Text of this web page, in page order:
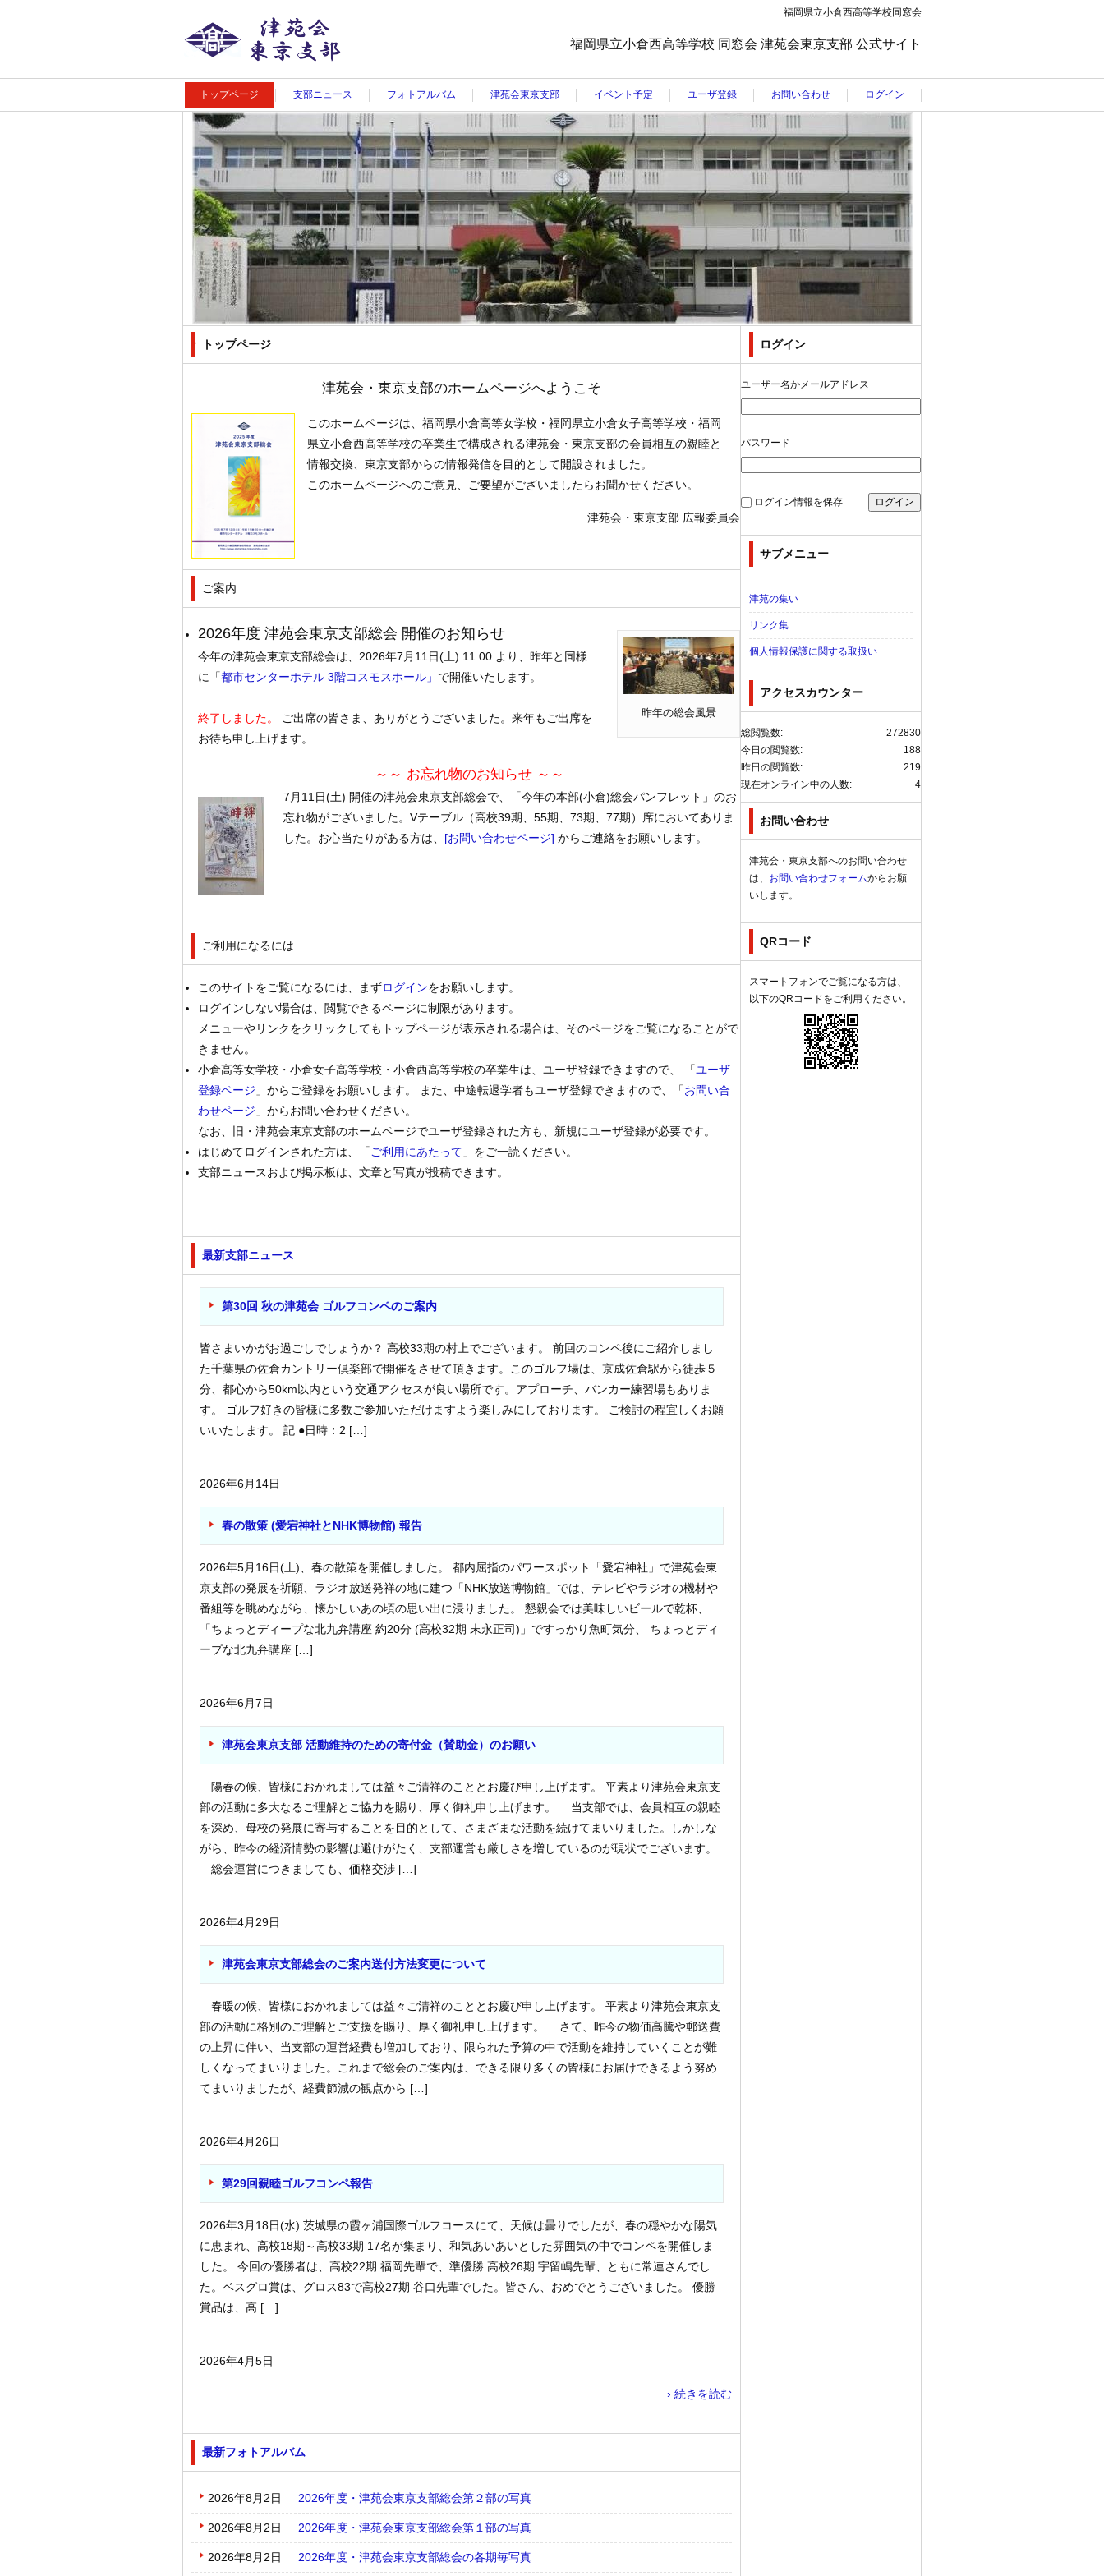
津苑会東京支部
福岡県立小倉西高等学校同窓会
福岡県立小倉西高等学校 同窓会 津苑会東京支部 公式サイト
トップページ 支部ニュース フォトアルバム 津苑会東京支部 イベント予定 ユーザ登録 お問い合わせ ログイン
トップページ
津苑会・東京支部のホームページへようこそ
このホームページは、福岡県小倉高等女学校・福岡県立小倉女子高等学校・福岡
県立小倉西高等学校の卒業生で構成される津苑会・東京支部の会員相互の親睦と
情報交換、東京支部からの情報発信を目的として開設されました。
このホームページへのご意見、ご要望がございましたらお聞かせください。
津苑会・東京支部 広報委員会
ご案内
昨年の総会風景
2026年度 津苑会東京支部総会 開催のお知らせ
今年の津苑会東京支部総会は、2026年7月11日(土) 11:00 より、昨年と同様
に「都市センターホテル 3階コスモスホール」 で開催いたします。
終了しました。
ご出席の皆さま、ありがとうございました。来年もご出席を
お待ち申し上げます。
～～ お忘れ物のお知らせ ～～
7月11日(土) 開催の津苑会東京支部総会で、「今年の本部(小倉)総会パンフレット」のお
忘れ物がございました。Vテーブル（高校39期、55期、73期、77期）席においてありま
した。お心当たりがある方は、 [お問い合わせページ] からご連絡をお願いします。
ご利用になるには
このサイトをご覧になるには、まずログインをお願いします。
ログインしない場合は、閲覧できるページに制限があります。
メニューやリンクをクリックしてもトップページが表示される場合は、そのページをご覧になることがで
きません。
小倉高等女学校・小倉女子高等学校・小倉西高等学校の卒業生は、ユーザ登録できますので、 「ユーザ
登録ページ 」からご登録をお願いします。 また、中途転退学者もユーザ登録できますので、「お問い合
わせページ 」からお問い合わせください。
なお、旧・津苑会東京支部のホームページでユーザ登録された方も、新規にユーザ登録が必要です。
はじめてログインされた方は、「 ご利用にあたって 」をご一読ください。
支部ニュースおよび掲示板は、文章と写真が投稿できます。
最新支部ニュース
第30回 秋の津苑会 ゴルフコンペのご案内
皆さまいかがお過ごしでしょうか？ 高校33期の村上でございます。 前回のコンペ後にご紹介しまし
た千葉県の佐倉カントリー倶楽部で開催をさせて頂きます。このゴルフ場は、京成佐倉駅から徒歩５
分、都心から50km以内という交通アクセスが良い場所です。アプローチ、バンカー練習場もありま
す。 ゴルフ好きの皆様に多数ご参加いただけますよう楽しみにしております。 ご検討の程宜しくお願
いいたします。 記 ●日時：2 […]
2026年6月14日
春の散策 (愛宕神社とNHK博物館) 報告
2026年5月16日(土)、春の散策を開催しました。 都内屈指のパワースポット「愛宕神社」で津苑会東
京支部の発展を祈願、ラジオ放送発祥の地に建つ「NHK放送博物館」では、テレビやラジオの機材や
番組等を眺めながら、懐かしいあの頃の思い出に浸りました。 懇親会では美味しいビールで乾杯、
「ちょっとディープな北九弁講座 約20分 (高校32期 末永正司)」ですっかり魚町気分、 ちょっとディ
ープな北九弁講座 […]
2026年6月7日
津苑会東京支部 活動維持のための寄付金（賛助金）のお願い
陽春の候、皆様におかれましては益々ご清祥のこととお慶び申し上げます。 平素より津苑会東京支
部の活動に多大なるご理解とご協力を賜り、厚く御礼申し上げます。 当支部では、会員相互の親睦
を深め、母校の発展に寄与することを目的として、さまざまな活動を続けてまいりました。しかしな
がら、昨今の経済情勢の影響は避けがたく、支部運営も厳しさを増しているのが現状でございます。
総会運営につきましても、価格交渉 […]
2026年4月29日
津苑会東京支部総会のご案内送付方法変更について
春暖の候、皆様におかれましては益々ご清祥のこととお慶び申し上げます。 平素より津苑会東京支
部の活動に格別のご理解とご支援を賜り、厚く御礼申し上げます。 さて、昨今の物価高騰や郵送費
の上昇に伴い、当支部の運営経費も増加しており、限られた予算の中で活動を維持していくことが難
しくなってまいりました。これまで総会のご案内は、できる限り多くの皆様にお届けできるよう努め
てまいりましたが、経費節減の観点から […]
2026年4月26日
第29回親睦ゴルフコンペ報告
2026年3月18日(水) 茨城県の霞ヶ浦国際ゴルフコースにて、天候は曇りでしたが、春の穏やかな陽気
に恵まれ、高校18期～高校33期 17名が集まり、和気あいあいとした雰囲気の中でコンペを開催しま
した。 今回の優勝者は、高校22期 福岡先輩で、準優勝 高校26期 宇留嶋先輩、ともに常連さんでし
た。ベスグロ賞は、グロス83で高校27期 谷口先輩でした。皆さん、おめでとうございました。 優勝
賞品は、高 […]
2026年4月5日
› 続きを読む
最新フォトアルバム
2026年8月2日 2026年度・津苑会東京支部総会第２部の写真
2026年8月2日 2026年度・津苑会東京支部総会第１部の写真
2026年8月2日 2026年度・津苑会東京支部総会の各期毎写真
ログイン
ユーザー名かメールアドレス
パスワード
ログイン情報を保存
サブメニュー
津苑の集い
リンク集
個人情報保護に関する取扱い
アクセスカウンター
272830
総閲覧数:
188
今日の閲覧数:
219
昨日の閲覧数:
4
現在オンライン中の人数:
お問い合わせ
津苑会・東京支部へのお問い合わせ
は、 お問い合わせフォームからお願
いします。
QRコード
スマートフォンでご覧になる方は、
以下のQRコードをご利用ください。